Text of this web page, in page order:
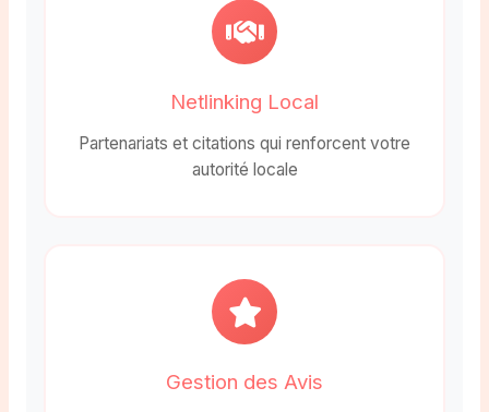
Netlinking Local
Partenariats et citations qui renforcent votre
autorité locale
Gestion des Avis